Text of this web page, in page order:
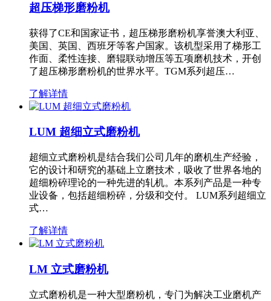
超压梯形磨粉机
获得了CE和国家证书，超压梯形磨粉机享誉澳大利亚、
美国、英国、西班牙等客户国家。该机型采用了梯形工
作面、柔性连接、磨辊联动增压等五项磨机技术，开创
了超压梯形磨粉机的世界水平。TGM系列超压…
了解详情
LUM 超细立式磨粉机
超细立式磨粉机是结合我们公司几年的磨机生产经验，
它的设计和研究的基础上立磨技术，吸收了世界各地的
超细粉碎理论的一种先进的轧机。本系列产品是一种专
业设备，包括超细粉碎，分级和交付。 LUM系列超细立
式…
了解详情
LM 立式磨粉机
立式磨粉机是一种大型磨粉机，专门为解决工业磨机产